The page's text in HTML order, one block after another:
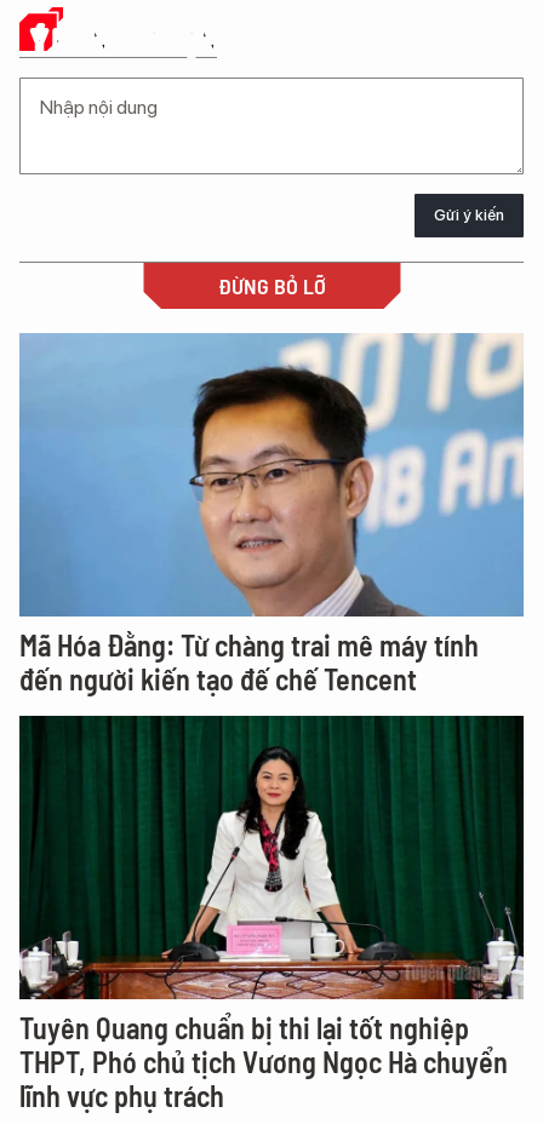
Ý KIẾN CỦA BẠN
Gửi ý kiến
ĐỪNG BỎ LỠ
Mã Hóa Đằng: Từ chàng trai mê máy tính
đến người kiến tạo đế chế Tencent
Tuyên Quang chuẩn bị thi lại tốt nghiệp
THPT, Phó chủ tịch Vương Ngọc Hà chuyển
lĩnh vực phụ trách